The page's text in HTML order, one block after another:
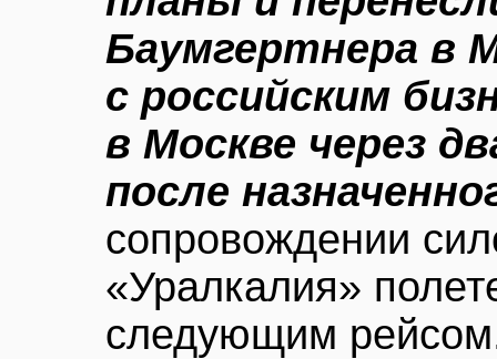
Баумгертнера в
с российским
в Москве через
после
сопровождении
«Уралкалия»
следующим